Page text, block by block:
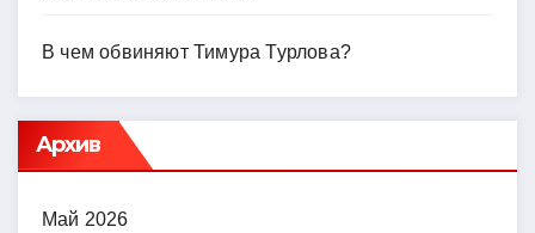
В чем обвиняют Тимура Турлова?
Архив
Май 2026